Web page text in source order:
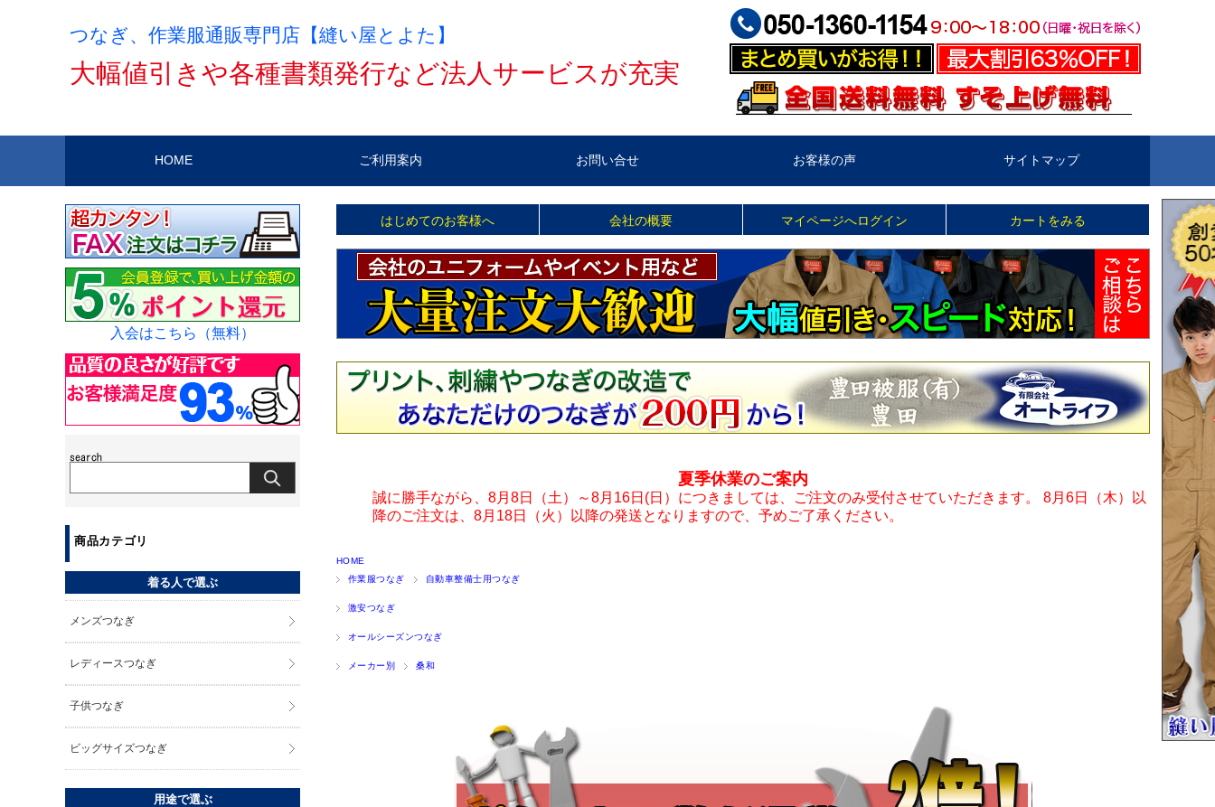
つなぎ、作業服通販専門店【縫い屋とよた】
大幅値引きや各種書類発行など法人サービスが充実
HOME ご利用案内 お問い合せ お客様の声 サイトマップ
はじめてのお客様へ 会社の概要 マイページへログイン カートをみる
夏季休業のご案内
誠に勝手ながら、8月8日（土）～8月16日(日）につきましては、ご注文のみ受付させていただきます。 8月6日（木）以
降のご注文は、8月18日（火）以降の発送となりますので、予めご了承ください。
HOME
作業服つなぎ
自動車整備士用つなぎ
激安つなぎ
オールシーズンつなぎ
メーカー別 桑和
入会はこちら（無料）
商品カテゴリ
着る人で選ぶ
メンズつなぎ
レディースつなぎ
子供つなぎ
ビッグサイズつなぎ
用途で選ぶ